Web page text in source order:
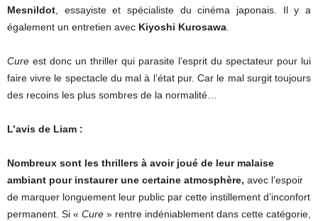
Mesnildot , essayiste et spécialiste du cinéma japonais. Il y a
également un entretien avec Kiyoshi Kurosawa
Cure est donc un thriller qui parasite l’esprit du spectateur pour lui
faire vivre le spectacle du mal à l’état pur. Car le mal surgit toujours
des recoins les plus sombres de la normalité…
L’avis de Liam :
Nombreux sont les thrillers à avoir joué de leur malaise
ambiant pour instaurer une certaine atmosphère, avec l’espoir
de marquer longuement leur public par cette instillement d’inconfort
permanent. Si « Cure » rentre indéniablement dans cette catégorie,